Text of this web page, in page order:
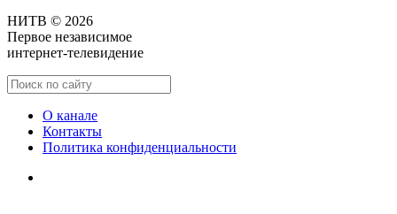
НИТВ © 2026
Первое независимое
интернет-телевидение
О канале
Контакты
Политика конфиденциальности